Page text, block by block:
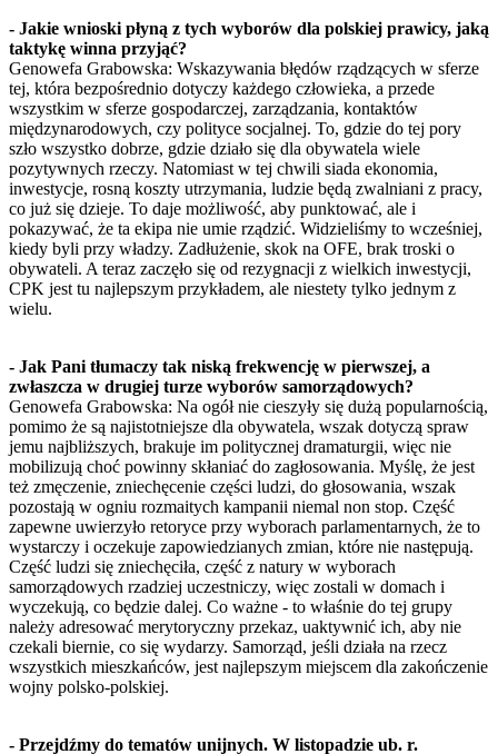
- Jakie wnioski płyną z tych wyborów dla polskiej prawicy, jaką
taktykę winna przyjąć?
Genowefa Grabowska: Wskazywania błędów rządzących w sferze
tej, która bezpośrednio dotyczy każdego człowieka, a przede
wszystkim w sferze gospodarczej, zarządzania, kontaktów
międzynarodowych, czy polityce socjalnej. To, gdzie do tej pory
szło wszystko dobrze, gdzie działo się dla obywatela wiele
pozytywnych rzeczy. Natomiast w tej chwili siada ekonomia,
inwestycje, rosną koszty utrzymania, ludzie będą zwalniani z pracy,
co już się dzieje. To daje możliwość, aby punktować, ale i
pokazywać, że ta ekipa nie umie rządzić. Widzieliśmy to wcześniej,
kiedy byli przy władzy. Zadłużenie, skok na OFE, brak troski o
obywateli. A teraz zaczęło się od rezygnacji z wielkich inwestycji,
CPK jest tu najlepszym przykładem, ale niestety tylko jednym z
wielu.
- Jak Pani tłumaczy tak niską frekwencję w pierwszej, a
zwłaszcza w drugiej turze wyborów samorządowych?
Genowefa Grabowska: Na ogół nie cieszyły się dużą popularnością,
pomimo że są najistotniejsze dla obywatela, wszak dotyczą spraw
jemu najbliższych, brakuje im politycznej dramaturgii, więc nie
mobilizują choć powinny skłaniać do zagłosowania. Myślę, że jest
też zmęczenie, zniechęcenie części ludzi, do głosowania, wszak
pozostają w ogniu rozmaitych kampanii niemal non stop. Część
zapewne uwierzyło retoryce przy wyborach parlamentarnych, że to
wystarczy i oczekuje zapowiedzianych zmian, które nie następują.
Część ludzi się zniechęciła, część z natury w wyborach
samorządowych rzadziej uczestniczy, więc zostali w domach i
wyczekują, co będzie dalej. Co ważne - to właśnie do tej grupy
należy adresować merytoryczny przekaz, uaktywnić ich, aby nie
czekali biernie, co się wydarzy. Samorząd, jeśli działa na rzecz
wszystkich mieszkańców, jest najlepszym miejscem dla zakończenie
wojny polsko-polskiej.
- Przejdźmy do tematów unijnych. W listopadzie ub. r.